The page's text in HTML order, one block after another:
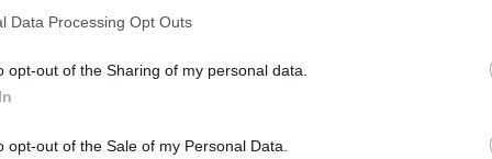
Data Processing Opt Outs
opt-out of the Sharing of my personal data.
opt-out of the Sale of my Personal Data.
és korrigálható. Hozzátette, az utóbbi időben
ezt a személyességet.
és az objektív jog teljes mértékben soha el nem
és a jog semlegessége.
alacsonyítja le a jogászokat, mert naggyá teszi